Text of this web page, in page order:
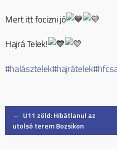
Mert itt focizni jó
Hajrá Telek!
#halásztelek#hajrátelek
Post
← U11 zöld: Hibátlanul az
utolsó terem Bozsikon